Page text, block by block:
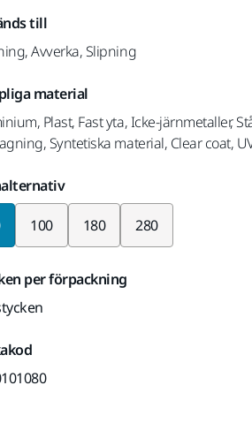
till
Avverka, Slipning
material
Plast, Fast yta, Icke-järnmetaller,
Syntetiska material, Clear coat,
100 180 280
per förpackning